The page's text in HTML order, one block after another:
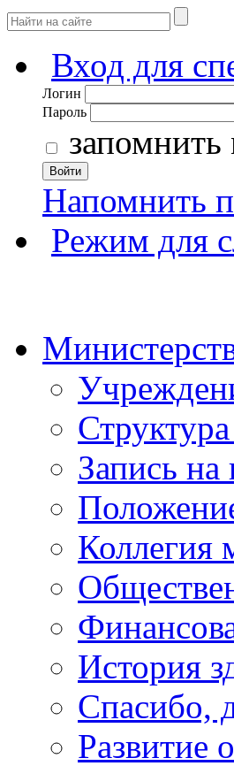
Вход для
Логин
Пароль
запомнить
Войти
Напомнить
Режим для
Запись
Коллегия
История
Спасибо,
Развитие